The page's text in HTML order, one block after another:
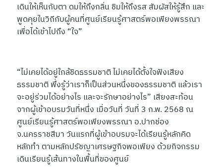
เดินให้เห็นกับตา ดมให้ถึงกลิ่น ชิมให้ถึงรส สัมผัสให้รู้สึก และ
พูดคุยในวิถีกับผู้คนที่ศูนย์เรียนรู้ศาสตร์พอเพียงพรรณา
เพื่อได้เข้าไปถึง “ใจ”
“ไม่เคยได้อยู่ใกล้ชิดธรรมชาติ ไม่เคยได้ตั้งใจฟังเสียง
ธรรมชาติ พึ่งรู้ว่าเราก็เป็นส่วนหนึ่งของธรรมชาติ แล้วเรา
จะอยู่ร่วมได้อย่างไร และจะรักษาอย่างไร” เสียงสะท้อน
จากผู้เข้าอบรมวันที่หนึ่ง เมื่อวันที่ วันที่ 3 ก.พ. 2568 ณ
ศูนย์เรียนรู้ศาสตร์พอเพียงพรรณา อ.ปากช่อง
จ.นครราชสีมา วันแรกที่ผู้เข้าอบรมจะได้เรียนรู้หลักคิด
หลักทำ ตามหลักปรัชญาเศรษฐกิจพอเพียง ด้วยกิจกรรม
เดินเรียนรู้เส้นทางในพื้นที่ของศูนย์